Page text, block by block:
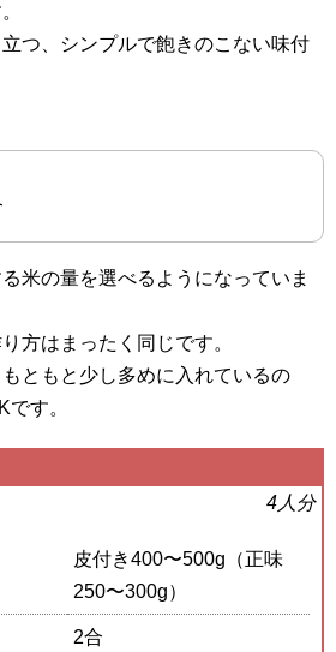
つ、シンプルで飽きのこない味付
米の量を選べるようになっていま
方はまったく同じです。
ともと少し多めに入れているの
す。
4 人分
皮付き400〜500g（正味
250〜300g）
2合